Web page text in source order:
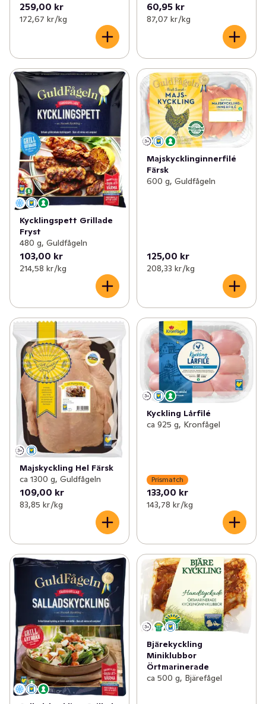
259,00 kr
172,67 kr /kg
60,95 kr
87,07 kr /kg
Kycklingspett Grillade
Fryst
480 g, Guldfågeln
103,00 kr
214,58 kr /kg
Majskycklinginnerfilé
Färsk
600 g, Guldfågeln
125,00 kr
208,33 kr /kg
Majskyckling Hel Färsk
ca 1300 g, Guldfågeln
109,00 kr
83,85 kr /kg
Kyckling Lårfilé
ca 925 g, Kronfågel
Prismatch
133,00 kr
143,78 kr /kg
Bjärekyckling
Miniklubbor
Örtmarinerade
ca 500 g, Bjärefågel